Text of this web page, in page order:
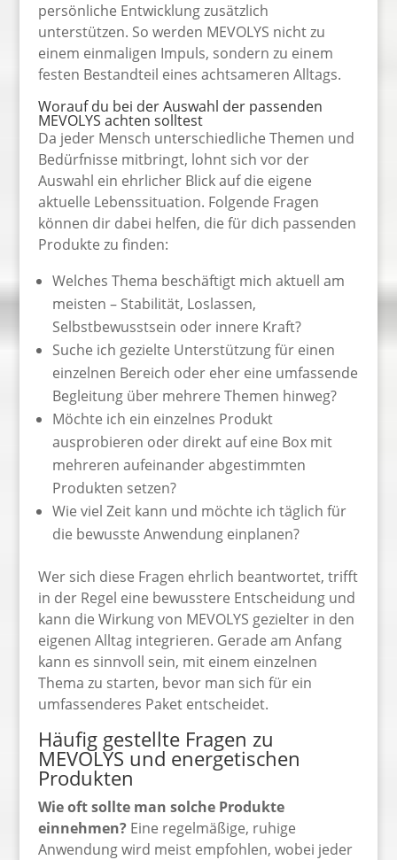
persönliche Entwicklung zusätzlich
unterstützen. So werden MEVOLYS nicht zu
einem einmaligen Impuls, sondern zu einem
festen Bestandteil eines achtsameren Alltags.
Worauf du bei der Auswahl der passenden
MEVOLYS achten solltest
Da jeder Mensch unterschiedliche Themen und
Bedürfnisse mitbringt, lohnt sich vor der
Auswahl ein ehrlicher Blick auf die eigene
aktuelle Lebenssituation. Folgende Fragen
können dir dabei helfen, die für dich passenden
Produkte zu finden:
Welches Thema beschäftigt mich aktuell am
meisten – Stabilität, Loslassen,
Selbstbewusstsein oder innere Kraft?
Suche ich gezielte Unterstützung für einen
einzelnen Bereich oder eher eine umfassende
Begleitung über mehrere Themen hinweg?
Möchte ich ein einzelnes Produkt
ausprobieren oder direkt auf eine Box mit
mehreren aufeinander abgestimmten
Produkten setzen?
Wie viel Zeit kann und möchte ich täglich für
die bewusste Anwendung einplanen?
Wer sich diese Fragen ehrlich beantwortet, trifft
in der Regel eine bewusstere Entscheidung und
kann die Wirkung von MEVOLYS gezielter in den
eigenen Alltag integrieren. Gerade am Anfang
kann es sinnvoll sein, mit einem einzelnen
Thema zu starten, bevor man sich für ein
umfassenderes Paket entscheidet.
Häufig gestellte Fragen zu
MEVOLYS und energetischen
Produkten
Wie oft sollte man solche Produkte
einnehmen?Eine regelmäßige, ruhige
Anwendung wird meist empfohlen, wobei jeder